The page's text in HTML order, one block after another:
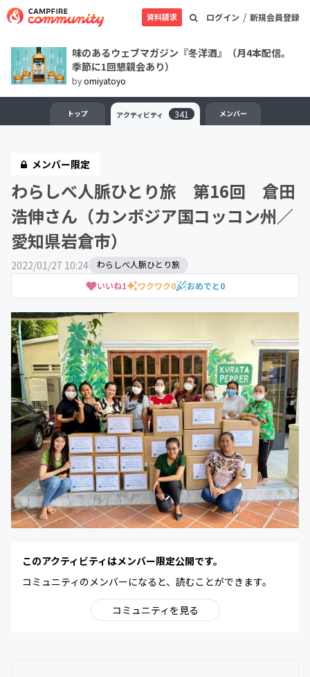
ログイン / 新規会員登録
資料請求
味のあるウェブマガジン『冬洋酒』（月4本配信。
季節に1回懇親会あり）
byomiyatoyo
トップ アクティビティ 341 メンバー
メンバー限定
わらしべ人脈ひとり旅 第16回 倉田
浩伸さん（カンボジア国コッコン州／
愛知県岩倉市）
2022/01/27 10:24
いいね1 ワクワク0 おめでと0
わらしべ人脈ひとり旅
このアクティビティはメンバー限定公開です。
コミュニティのメンバーになると、読むことができます。
コミュニティを見る